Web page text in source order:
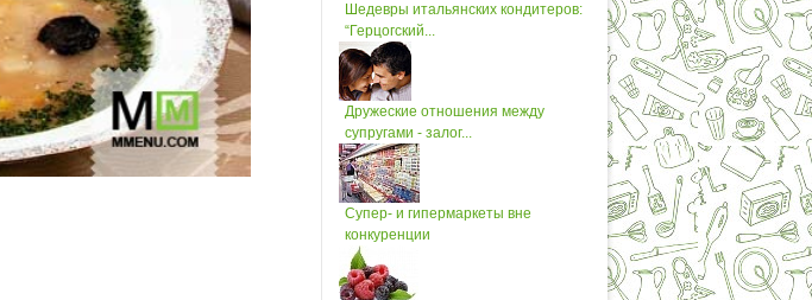
Шедевры итальянских кондитеров:
“Герцогский...
Дружеские отношения между
супругами - залог...
Супер- и гипермаркеты вне
конкуренции